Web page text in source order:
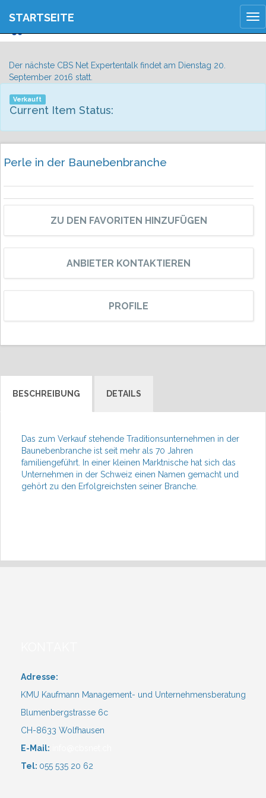
JETZT ANMELDEN
REGISTRIEREN
Der nächste CBS Net Expertentalk findet am Dienstag 20.
September 2016 statt.
Verkauft
Current Item Status:
Perle in der Baunebenbranche
ZU DEN FAVORITEN HINZUFÜGEN
ANBIETER KONTAKTIEREN
PROFILE
BESCHREIBUNG DETAILS
Das zum Verkauf stehende Traditionsunternehmen in der
Baunebenbranche ist seit mehr als 70 Jahren
familiengeführt. In einer kleinen Marktnische hat sich das
Unternehmen in der Schweiz einen Namen gemacht und
gehört zu den Erfolgreichsten seiner Branche.
Adresse:
KMU Kaufmann Management- und Unternehmensberatung
Blumenbergstrasse 6c
CH-8633 Wolfhausen
E-Mail:
Tel: 055 535 20 62
STARTSEITE